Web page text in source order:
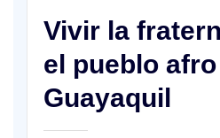
Vivir la
el pueblo
Guayaquil